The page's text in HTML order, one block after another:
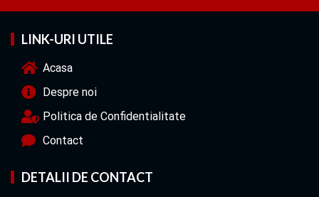
LINK-URI UTILE
Acasa
Despre noi
Politica de Confidentialitate
Contact
DETALII DE CONTACT